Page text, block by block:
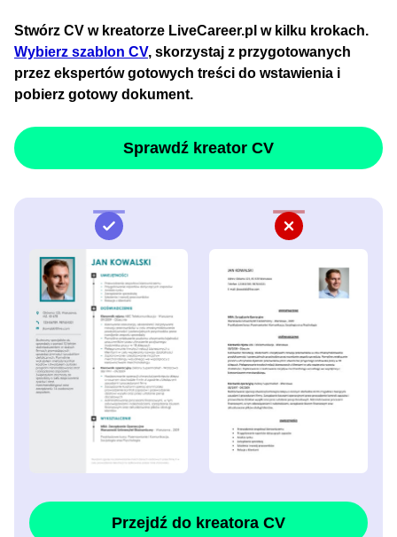
Stwórz CV w kreatorze LiveCareer.pl w kilku krokach.
Wybierz szablon CV, skorzystaj z przygotowanych
przez ekspertów gotowych treści do wstawienia i
pobierz gotowy dokument.
Sprawdź kreator CV
Przejdź do kreatora CV